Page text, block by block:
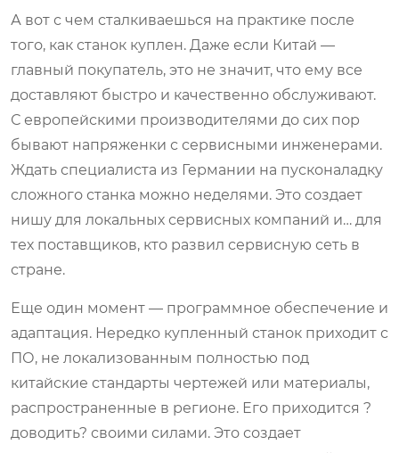
А вот с чем сталкиваешься на практике после
того, как станок куплен. Даже если Китай —
главный покупатель, это не значит, что ему все
доставляют быстро и качественно обслуживают.
С европейскими производителями до сих пор
бывают напряженки с сервисными инженерами.
Ждать специалиста из Германии на пусконаладку
сложного станка можно неделями. Это создает
нишу для локальных сервисных компаний и… для
тех поставщиков, кто развил сервисную сеть в
стране.
Еще один момент — программное обеспечение и
адаптация. Нередко купленный станок приходит с
ПО, не локализованным полностью под
китайские стандарты чертежей или материалы,
распространенные в регионе. Его приходится ?
доводить? своими силами. Это создает